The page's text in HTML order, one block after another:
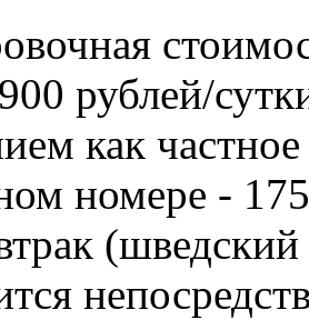
рублей/
как
номере -